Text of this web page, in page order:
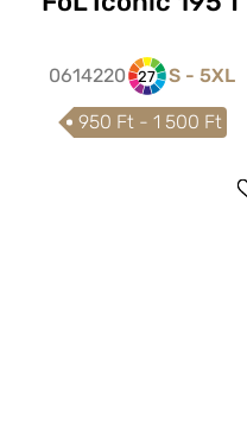
0614220 27 S - 5XL
950 Ft - 1 500 Ft